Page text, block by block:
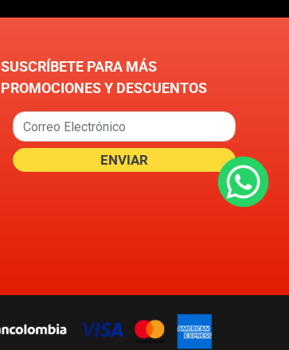
SUSCRÍBETE PARA MÁS
PROMOCIONES Y DESCUENTOS